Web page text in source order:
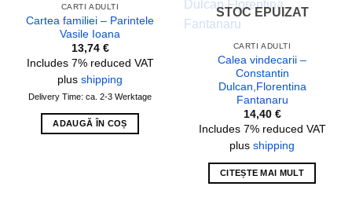
CARTI ADULTI
Cartea familiei – Parintele
Vasile Ioana
13,74 €
Includes 7% reduced VAT
plus shipping
Delivery Time: ca. 2-3 Werktage
ADAUGĂ ÎN COȘ
wishlist
STOC EPUIZAT
CARTI ADULTI
Calea vindecarii –
Constantin
Dulcan,Florentina
Fantanaru
14,40 €
Includes 7% reduced VAT
plus shipping
CITEȘTE MAI MULT